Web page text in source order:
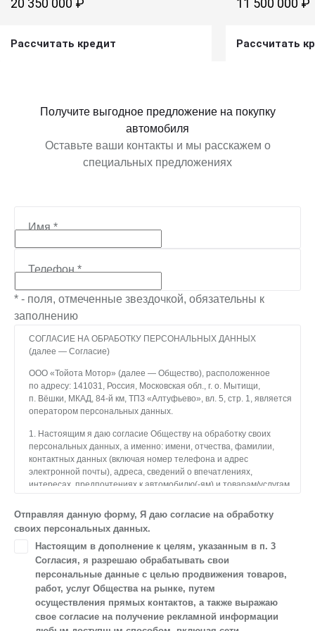
Рассчитать кредит Рассчитать
Получите выгодное предложение на покупку
автомобиля
Оставьте ваши контакты и мы расскажем о
специальных предложениях
Имя*
Телефон*
* - поля, отмеченные звездочкой, обязательны к
заполнению
СОГЛАСИЕ НА ОБРАБОТКУ ПЕРСОНАЛЬНЫХ ДАННЫХ
(далее — Согласие)
ООО «Тойота Мотор» (далее — Общество), расположенное
по адресу: 141031, Россия, Московская обл., г. о. Мытищи,
п. Вёшки, МКАД, 84-й км, ТПЗ «Алтуфьево», вл. 5, стр. 1, является
оператором персональных данных.
1. Настоящим я даю согласие Обществу на обработку своих
персональных данных, а именно: имени, отчества, фамилии,
контактных данных (включая номер телефона и адрес
электронной почты), адреса, сведений о впечатлениях,
интересах, предпочтениях к автомобилю(-ям) и товарам/услугам,
устройства и модели мобильного телефона посетителя сайта,
уникального идентификатора посетителя сайта,
предпочтительного времени и способа для контакта, истории
контактов.
следующие действия: сбор, запись, систематизация,
накопление, хранение, уточнение (обновление, изменение),
извлечение, использование, передача (предоставление, доступ),
блокирование, удаление, уничтожение персональных данных.
Отправляя данную форму, Я даю согласие на обработку
своих персональных данных.
Настоящим в дополнение к целям, указанным в п. 3
Согласия, я разрешаю обрабатывать свои
персональные данные с целью продвижения товаров,
работ, услуг Общества на рынке, путем
осуществления прямых контактов, а также выражаю
свое согласие на получение рекламной информации